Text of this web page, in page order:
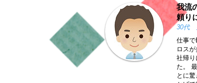
我流
頼り
30代
仕事
ロス
社帰り
た。
とに